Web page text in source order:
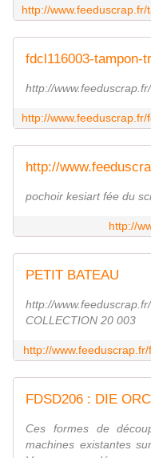
http://
http://
pochoir kesiart fée du
http://
PETIT BATEAU
http://
COLLECTION 20 003
http://
FDSD206 : DIE
Ces formes de
machines existantes